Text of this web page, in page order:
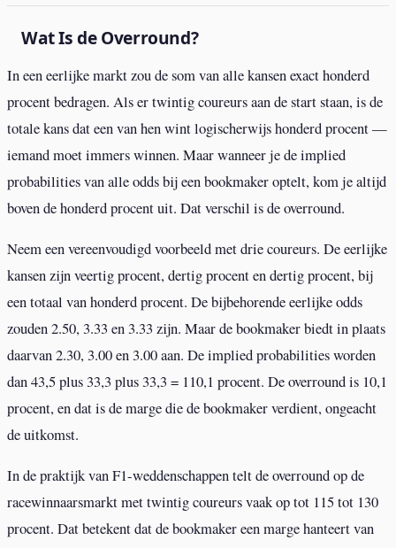
Wat Is de Overround?
In een eerlijke markt zou de som van alle kansen exact honderd
procent bedragen. Als er twintig coureurs aan de start staan, is de
totale kans dat een van hen wint logischerwijs honderd procent —
iemand moet immers winnen. Maar wanneer je de implied
probabilities van alle odds bij een bookmaker optelt, kom je altijd
boven de honderd procent uit. Dat verschil is de overround.
Neem een vereenvoudigd voorbeeld met drie coureurs. De eerlijke
kansen zijn veertig procent, dertig procent en dertig procent, bij
een totaal van honderd procent. De bijbehorende eerlijke odds
zouden 2.50, 3.33 en 3.33 zijn. Maar de bookmaker biedt in plaats
daarvan 2.30, 3.00 en 3.00 aan. De implied probabilities worden
dan 43,5 plus 33,3 plus 33,3 = 110,1 procent. De overround is 10,1
procent, en dat is de marge die de bookmaker verdient, ongeacht
de uitkomst.
In de praktijk van F1-weddenschappen telt de overround op de
racewinnaarsmarkt met twintig coureurs vaak op tot 115 tot 130
procent. Dat betekent dat de bookmaker een marge hanteert van